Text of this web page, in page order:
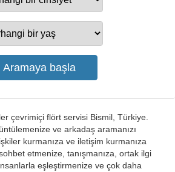
çevrimiçi flört servisi Bismil, Türkiye.
ve arkadaş aramanızı
kurmanıza ve iletişim kurmanıza
etmenize, tanışmanıza, ortak ilgi
eşleştirmenize ve çok daha